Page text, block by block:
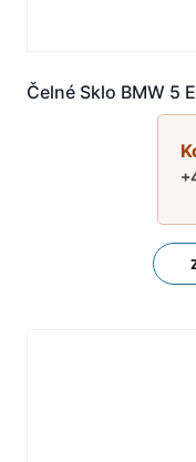
Čelné Sklo BMW 5